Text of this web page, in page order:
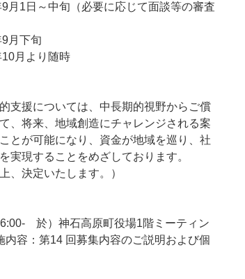
月1日～中旬（必要に応じて面談等の審査
下旬
月より随時
支援については、中長期的視野からご償
、将来、地域創造にチャレンジされる案
とが可能になり、資金が地域を巡り、社
実現することをめざしております。
、決定いたします。）
於）神石高原町役場1階ミーティン
14 回募集内容のご説明および個